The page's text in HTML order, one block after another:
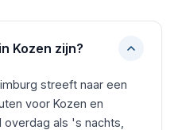
Kozen zijn?
streeft naar een
voor Kozen en
als 's nachts,